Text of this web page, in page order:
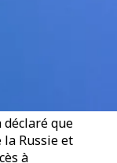
déclaré que
Russie et
à